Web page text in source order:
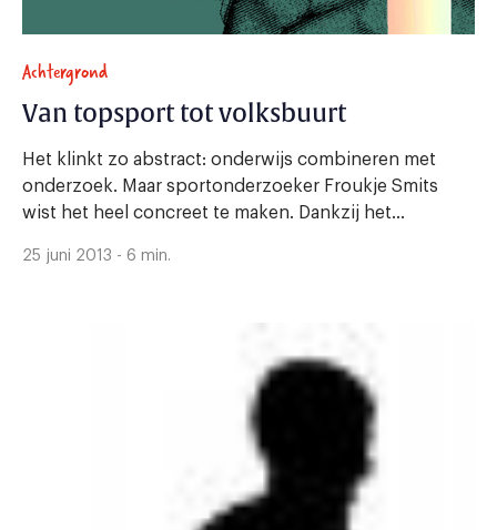
Achtergrond
Van topsport tot volksbuurt
Het klinkt zo abstract: onderwijs combineren met
onderzoek. Maar sportonderzoeker Froukje Smits
wist het heel concreet te maken. Dankzij het...
25 juni 2013 - 6 min.